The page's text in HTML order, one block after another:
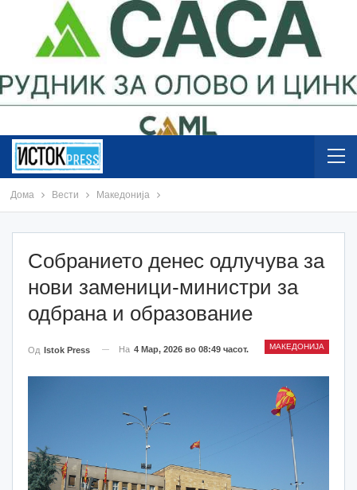
Дома Вести Македонија
Собранието денес одлучува за
нови заменици-министри за
одбрана и образование
МАКЕДОНИЈА
Од Istok Press На 4 Мар, 2026 во 08:49 часот.